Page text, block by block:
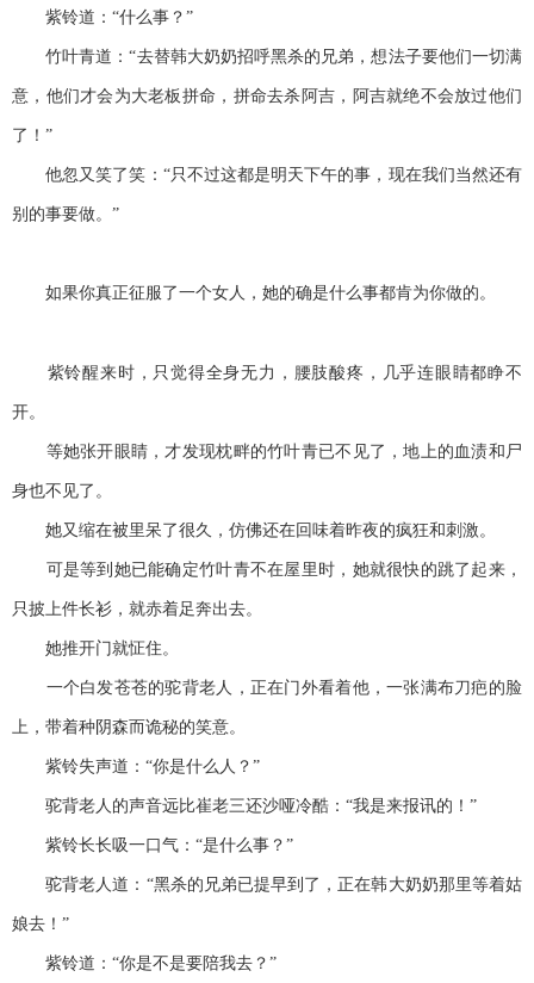
紫铃道：“什么事？”
竹叶青道：“去替韩大奶奶招呼黑杀的兄弟，想法子要他们一切满
意，他们才会为大老板拼命，拼命去杀阿吉，阿吉就绝不会放过他们
了！”
他忽又笑了笑：“只不过这都是明天下午的事，现在我们当然还有
别的事要做。”
如果你真正征服了一个女人，她的确是什么事都肯为你做的。
紫铃醒来时，只觉得全身无力，腰肢酸疼，几乎连眼睛都睁不
开。
等她张开眼睛，才发现枕畔的竹叶青已不见了，地上的血渍和尸
身也不见了。
她又缩在被里呆了很久，仿佛还在回味着昨夜的疯狂和刺激。
可是等到她已能确定竹叶青不在屋里时，她就很快的跳了起来，
只披上件长衫，就赤着足奔出去。
她推开门就怔住。
一个白发苍苍的驼背老人，正在门外看着他，一张满布刀疤的脸
上，带着种阴森而诡秘的笑意。
紫铃失声道：“你是什么人？”
驼背老人的声音远比崔老三还沙哑冷酷：“我是来报讯的！”
紫铃长长吸一口气：“是什么事？”
驼背老人道：“黑杀的兄弟已提早到了，正在韩大奶奶那里等着姑
娘去！”
紫铃道：“你是不是要陪我去？”